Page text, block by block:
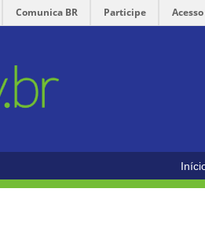
Comunica BR Participe